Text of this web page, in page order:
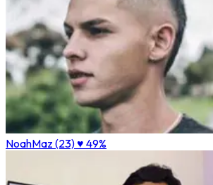
NoahMaz (23)♥ 49%